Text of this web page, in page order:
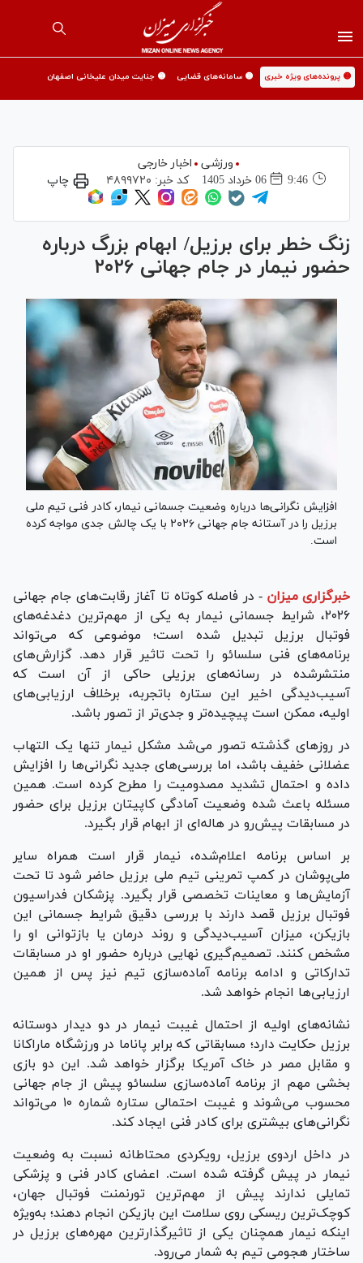
🟡 پرونده‌های ویژه خبری 🟡 سامانه‌های قضایی 🟡 جنایت میدان علیخانی اصفهان
ورزشی
اخبار خارجی
9:46
06 خرداد 1405 کد خبر: ۴۸۹۹۷۲۰ چاپ
زنگ خطر برای برزیل/ ابهام بزرگ درباره
حضور نیمار در جام جهانی ۲۰۲۶
افزایش نگرانی‌ها درباره وضعیت جسمانی نیمار، کادر فنی تیم ملی
برزیل را در آستانه جام جهانی ۲۰۲۶ با یک چالش جدی مواجه کرده
است.
خبرگزاری میزان - در فاصله کوتاه تا آغاز رقابت‌های جام جهانی
۲۰۲۶، شرایط جسمانی نیمار به یکی از مهم‌ترین دغدغه‌های
فوتبال برزیل تبدیل شده است؛ موضوعی که می‌تواند
برنامه‌های فنی سلسائو را تحت تاثیر قرار دهد. گزارش‌های
منتشرشده در رسانه‌های برزیلی حاکی از آن است که
آسیب‌دیدگی اخیر این ستاره باتجربه، برخلاف ارزیابی‌های
اولیه، ممکن است پیچیده‌تر و جدی‌تر از تصور باشد.
در روزهای گذشته تصور می‌شد مشکل نیمار تنها یک التهاب
عضلانی خفیف باشد، اما بررسی‌های جدید نگرانی‌ها را افزایش
داده و احتمال تشدید مصدومیت را مطرح کرده است. همین
مسئله باعث شده وضعیت آمادگی کاپیتان برزیل برای حضور
در مسابقات پیش‌رو در هاله‌ای از ابهام قرار بگیرد.
بر اساس برنامه اعلام‌شده، نیمار قرار است همراه سایر
ملی‌پوشان در کمپ تمرینی تیم ملی برزیل حاضر شود تا تحت
آزمایش‌ها و معاینات تخصصی قرار بگیرد. پزشکان فدراسیون
فوتبال برزیل قصد دارند با بررسی دقیق شرایط جسمانی این
بازیکن، میزان آسیب‌دیدگی و روند درمان یا بازتوانی او را
مشخص کنند. تصمیم‌گیری نهایی درباره حضور او در مسابقات
تدارکاتی و ادامه برنامه آماده‌سازی تیم نیز پس از همین
ارزیابی‌ها انجام خواهد شد.
نشانه‌های اولیه از احتمال غیبت نیمار در دو دیدار دوستانه
برزیل حکایت دارد؛ مسابقاتی که برابر پاناما در ورزشگاه ماراکانا
و مقابل مصر در خاک آمریکا برگزار خواهد شد. این دو بازی
بخشی مهم از برنامه آماده‌سازی سلسائو پیش از جام جهانی
محسوب می‌شوند و غیبت احتمالی ستاره شماره ۱۰ می‌تواند
نگرانی‌های بیشتری برای کادر فنی ایجاد کند.
در داخل اردوی برزیل، رویکردی محتاطانه نسبت به وضعیت
نیمار در پیش گرفته شده است. اعضای کادر فنی و پزشکی
تمایلی ندارند پیش از مهم‌ترین تورنمنت فوتبال جهان،
کوچک‌ترین ریسکی روی سلامت این بازیکن انجام دهند؛ به‌ویژه
اینکه نیمار همچنان یکی از تاثیرگذارترین مهره‌های برزیل در
ساختار هجومی تیم به شمار می‌رود.